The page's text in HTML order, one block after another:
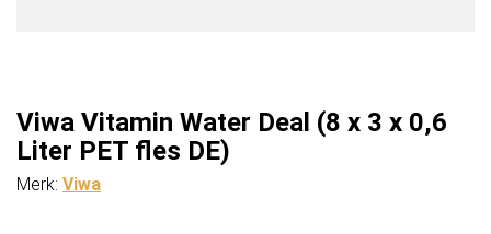
Viwa Vitamin Water Deal (8 x 3 x 0,6
Liter PET fles DE)
Merk: Viwa